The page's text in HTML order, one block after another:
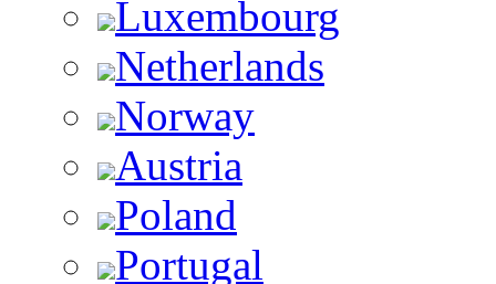
Luxembourg
Netherlands
Norway
Austria
Poland
Portugal